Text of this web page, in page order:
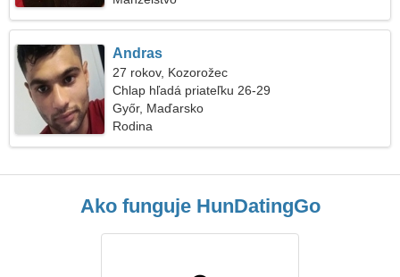
Andras
27 rokov, Kozorožec
Chlap hľadá priateľku 26-29
Győr, Maďarsko
Rodina
Ako funguje HunDatingGo